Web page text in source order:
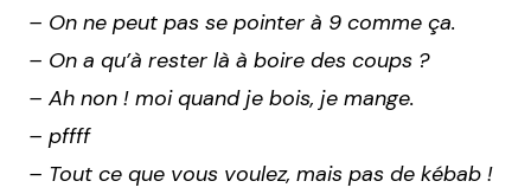
– On ne peut pas se pointer à 9 comme ça.
– On a qu’à rester là à boire des coups ?
– Ah non ! moi quand je bois, je mange.
– pffff
– Tout ce que vous voulez, mais pas de kébab !